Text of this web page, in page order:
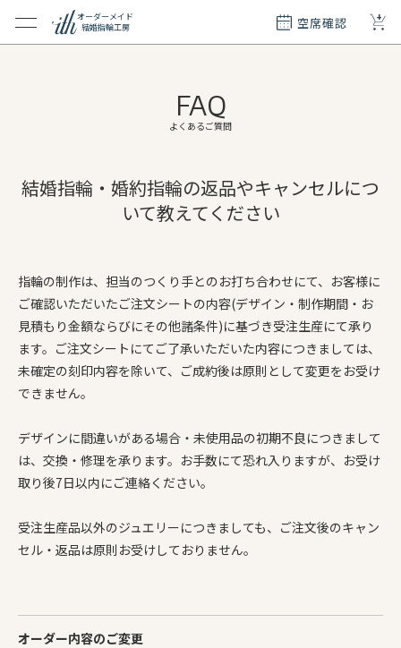
オーダーメイド
結婚指輪工房
空席確認 +
よくあるご質問
FAQ
結婚指輪・婚約指輪の返品やキャンセルにつ
いて教えてください
指輪の制作は、担当のつくり手とのお打ち合わせにて、お客様に
ご確認いただいたご注文シートの内容(デザイン・制作期間・お
見積もり金額ならびにその他諸条件)に基づき受注生産にて承り
ます。ご注文シートにてご了承いただいた内容につきましては、
未確定の刻印内容を除いて、ご成約後は原則として変更をお受け
できません。
デザインに間違いがある場合・未使用品の初期不良につきまして
は、交換・修理を承ります。お手数にて恐れ入りますが、お受け
取り後7日以内にご連絡ください。
受注生産品以外のジュエリーにつきましても、ご注文後のキャン
セル・返品は原則お受けしておりません。
オーダー内容のご変更